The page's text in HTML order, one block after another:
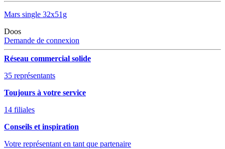
Mars single 32x51g
Doos
Demande de connexion
Réseau commercial solide
35 représentants
Toujours à votre service
14 filiales
Conseils et inspiration
Votre représentant en tant que partenaire